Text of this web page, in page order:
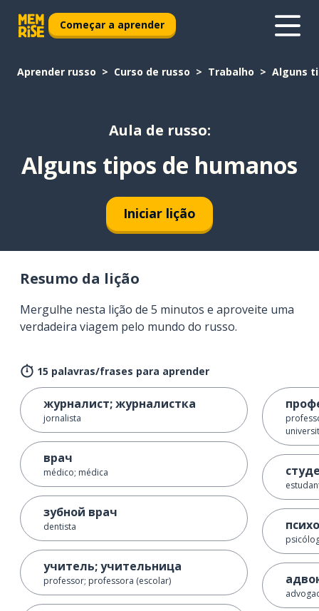
Começar a aprender
Aprender russo Curso de russo Trabalho Alguns
Aula de russo:
Alguns tipos de humanos
Iniciar lição
Resumo da lição
Mergulhe nesta lição de 5 minutos e aproveite uma
verdadeira viagem pelo mundo do russo.
15 palavras/frases para aprender
журналист; журналистка
jornalista
врач
médico; médica
зубной врач
dentista
учитель; учительница
professor; professora (escolar)